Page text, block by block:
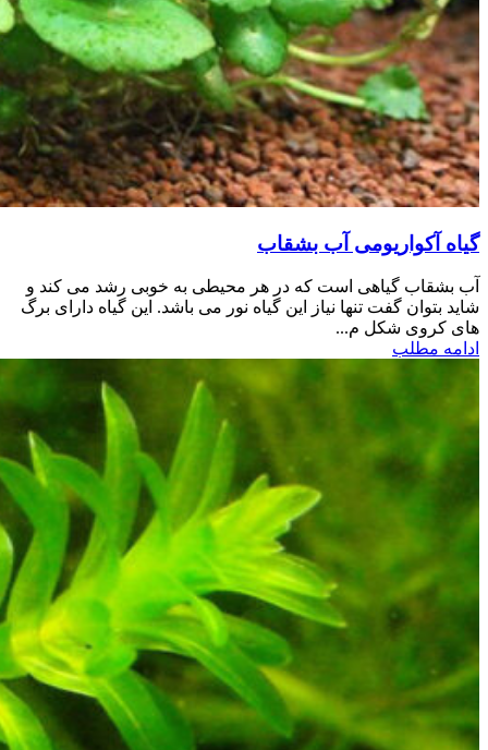
گیاه آکواریومی آب بشقاب
آب بشقاب گیاهی است که در هر محیطی به خوبی رشد می کند و
شاید بتوان گفت تنها نیاز این گیاه نور می باشد. این گیاه دارای برگ
های کروی شکل م...
ادامه مطلب